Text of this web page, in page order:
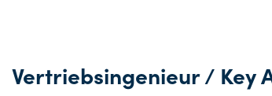
Vertriebsingenieur / Key